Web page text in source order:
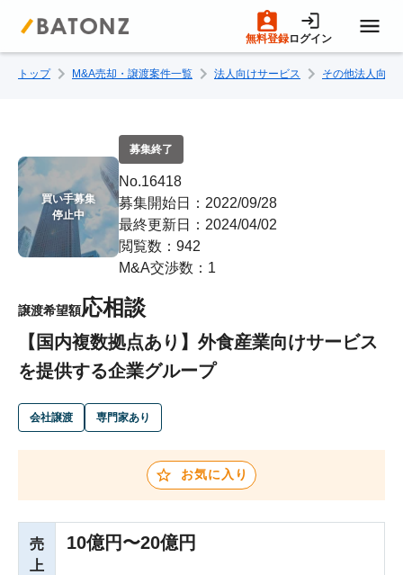
無料登録ログイン
トップページ
M&A案件一覧
売りたい方へ
買いたい方へ
成約事例
M&A専門家の方へ
トップ M&A売却・譲渡案件一覧 法人向けサービス その他法人向け
買い手募集
停止中
募集終了
No.16418
募集開始日：2022/09/28
最終更新日：2024/04/02
閲覧数：942
M&A交渉数：1
譲渡希望額応相談
【国内複数拠点あり】外食産業向けサービス
を提供する企業グループ
会社譲渡 専門家あり
お気に入り
売
上
10億円〜20億円